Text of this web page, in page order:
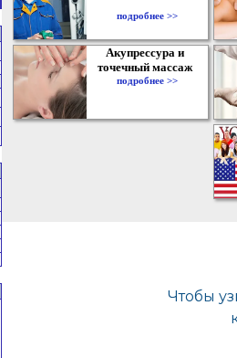
подробнее >>
Акупрессура и
точечный массаж
подробнее >>